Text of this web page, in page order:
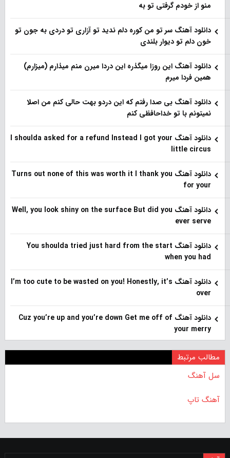
منو از خودم گرفتی تو به
دانلود آهنگ سر تو من کوره دلم ندید تو آزاری تو دردی به جون تو
خون دلم تو دیوار بلندی
دانلود آهنگ این روزا میگذره این دردا میرن منم میذارم (میزارم)
همین فردا میرم
دانلود آهنگ بی صدا رفتم که این دردو بهت حالی کنم من اصلا
نمیتونم با تو خداحافظی کنم
دانلود آهنگ I shoulda asked for a refund Instead I got your
little circus
دانلود آهنگ Turns out none of this was worth it I thank you
for your
دانلود آهنگ Well, you look shiny on the surface But did you
ever serve
دانلود آهنگ You shoulda tried just hard from the start
when you had
دانلود آهنگ I’m too cute to be wasted on you! Honestly, it’s
over
دانلود آهنگ Cuz you’re up and you’re down Get me off of
your merry
مطالب مرتبط
سل آهنگ
آهنگ تاپ